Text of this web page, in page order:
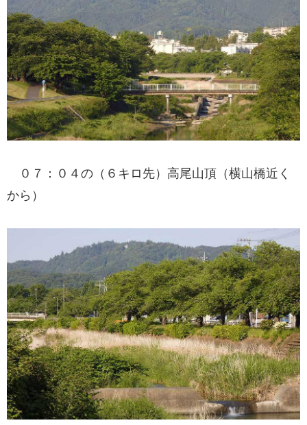
０７：０４の（６キロ先）高尾山頂（横山橋近く
から）